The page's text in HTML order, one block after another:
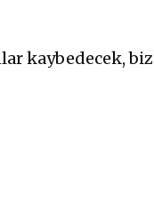
kaybedecek,